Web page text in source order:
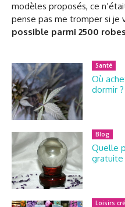
modèles proposés, ce
pense pas me tromper si je
possible parmi 2500
Santé
Où
dormir ?
Blog
Quelle
gratuite
Loisirs